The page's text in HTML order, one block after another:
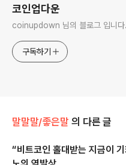
코인업다운
coinupdown 님의 블로그 입니다.
구독하기
말말말/좋은말 의 다른 글
“비트코인 홀대받는 지금이